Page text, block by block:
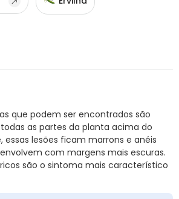
que podem ser encontrados são
as partes da planta acima do
essas lesões ficam marrons e anéis
com margens mais escuras.
são o sintoma mais característico